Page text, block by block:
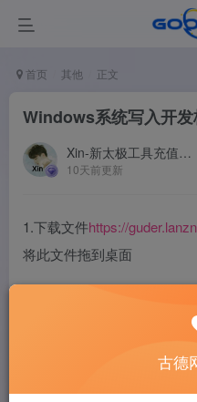
首页 其他 正文
Windows系统写入开
Xin-新太极工具充值开户注册
10天前更新
1.下载文件https://
将此文件拖到桌面
古德